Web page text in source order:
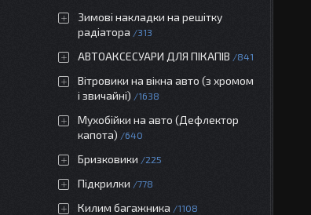
Зимові накладки на решітку
радіатора
313
АВТОАКСЕСУАРИ ДЛЯ ПІКАПІВ 841
Вітровики на вікна авто (з хромом
і звичайні)
1638
Мухобійки на авто (Дефлектор
капота)
640
Бризковики 225
Підкрилки 778
Килим багажника 1108